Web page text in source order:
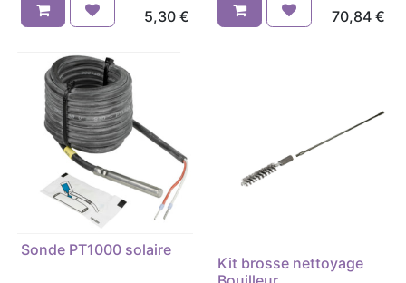
5,30€ 70,84 €
Sonde PT1000 solaire
Kit brosse nettoyage